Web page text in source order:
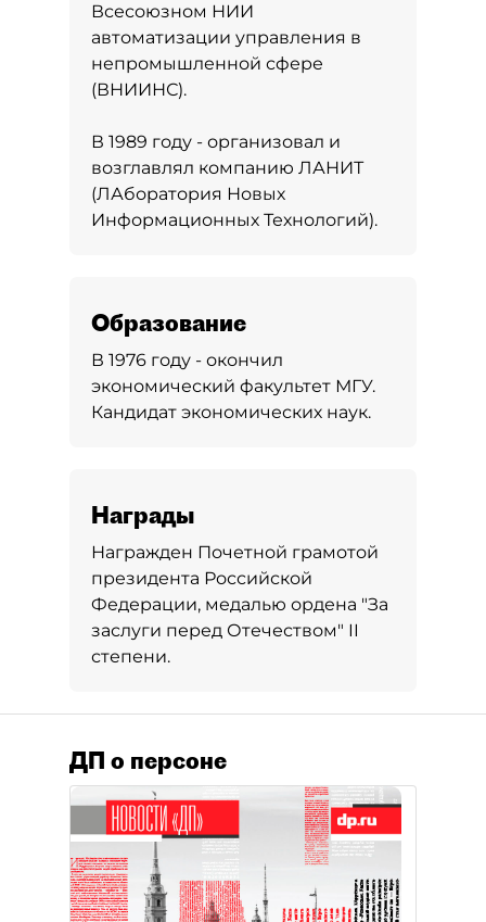
Всесоюзном НИИ
автоматизации управления в
непромышленной сфере
(ВНИИНС).
В 1989 году - организовал и
возглавлял компанию ЛАНИТ
(ЛАборатория Новых
Информационных Технологий).
Образование
В 1976 году - окончил
экономический факультет МГУ.
Кандидат экономических наук.
Награды
Награжден Почетной грамотой
президента Российской
Федерации, медалью ордена "За
заслуги перед Отечеством" II
степени.
ДП о персоне